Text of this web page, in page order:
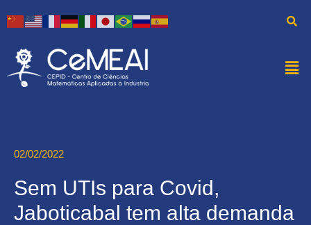
02/02/2022
Sem UTIs para Covid,
Jaboticabal tem alta demanda